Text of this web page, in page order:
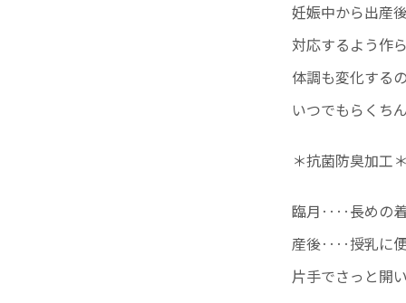
妊娠中から出産
対応するよう作
体調も変化する
いつでもらくち
＊抗菌防臭加工
臨月‥‥長めの着
産後‥‥授乳に便
片手でさっと開